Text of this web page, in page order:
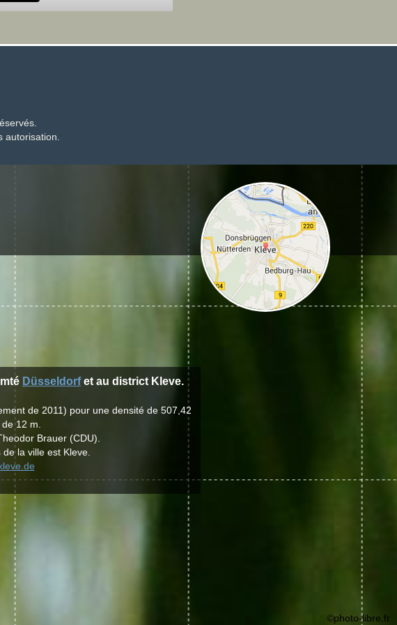
autorisation.
Düsseldorfet au district Kleve.
de 2011) pour une densité de 507,42
12 m.
Brauer (CDU).
la ville est Kleve.
©photo-libre.fr